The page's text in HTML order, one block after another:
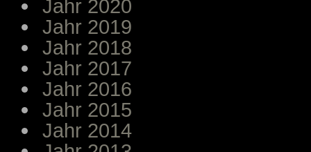
Jahr 2020
Jahr 2019
Jahr 2018
Jahr 2017
Jahr 2016
Jahr 2015
Jahr 2014